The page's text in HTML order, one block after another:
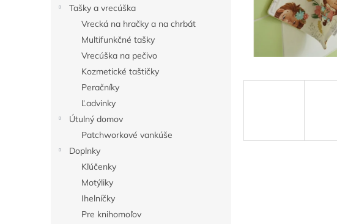
Tašky a vrecúška
Vrecká na hračky a na chrbát
Multifunkčné tašky
Vrecúška na pečivo
Kozmetické taštičky
Peračníky
Ľadvinky
Útulný domov
Patchworkové vankúše
Doplnky
Kľúčenky
Motýliky
Ihelníčky
Pre knihomoľov